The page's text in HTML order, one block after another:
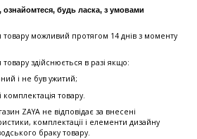
будь ласка, з умовами
можливий протягом 14 днів з моменту
здійснюється в разі якщо:
і не був ужитий;
комплектація товару.
ZAYA не відповідає за внесені
комплектації і елементи дизайну
браку товару.